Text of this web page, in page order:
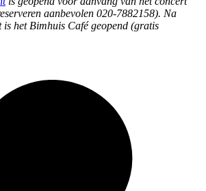
aanbevolen 020-7882158). Na
het Bimhuis Café geopend (gratis